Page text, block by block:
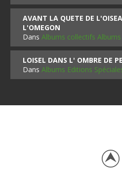
AVANT LA QUETE DE
L'OMEGON
DansAlbums collectifs
LOISEL DANS L' OMBRE DE
DansAlbums Editions